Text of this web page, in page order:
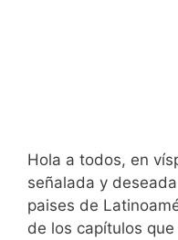
Hola a todos, en
señalada y
paises de
de los capítulos